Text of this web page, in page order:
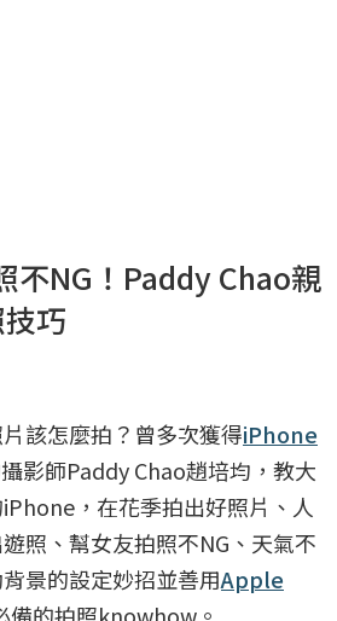
不NG！Paddy Chao親
巧
該怎麼拍？曾多次獲得iPhone
影師Paddy Chao趙培均，教大
，在花季拍出好照片、人
照、幫女友拍照不NG、天氣不
景的設定妙招並善用Apple